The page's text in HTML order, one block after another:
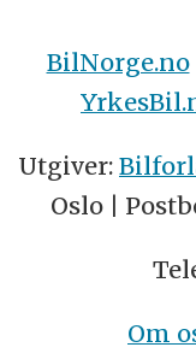
BilNorge.no
Utgiver:
Oslo |
Om